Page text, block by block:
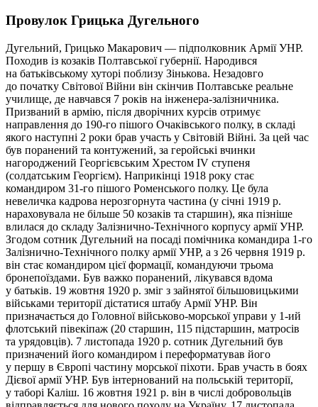
Провулок Грицька Дугельного
Дугельний, Грицько Макарович — підполковник Армії УНР.
Походив із козаків Полтавської губернії. Народився
на батьківському хуторі поблизу Зінькова. Незадовго
до початку Світової Війни він скінчив Полтавське реальне
училище, де навчався 7 років на інженера-залізничника.
Призваний в армію, після дворічних курсів отримує
направлення до 190-го пішого Очаківського полку, в складі
якого наступні 2 роки брав участь у Світовій Війні. За цей час
був поранений та контужений, за геройські вчинки
нагороджений Георгієвським Хрестом IV ступеня
(солдатським Георгієм). Наприкінці 1918 року стає
командиром 31-го пішого Роменського полку. Це була
невеличка кадрова нерозгорнута частина (у січні 1919 р.
нараховувала не більше 50 козаків та старшин), яка пізніше
влилася до складу Залізнично-Технічного корпусу армії УНР.
Згодом сотник Дугельний на посаді помічника командира 1-го
Залізнично-Технічного полку армії УНР, а з 26 червня 1919 р.
він стає командиром цієї формації, командуючи трьома
бронепоїздами. Був важко поранений, лікувався вдома
у батьків. 19 жовтня 1920 р. зміг з зайнятої більшовицькими
військами території дістатися штабу Армії УНР. Він
призначається до Головної військово-морської управи у 1-ий
флотський півекіпаж (20 старшин, 115 підстаршин, матросів
та урядовців). 7 листопада 1920 р. сотник Дугельний був
призначений його командиром і переформатував його
у першу в Європі частину морської піхоти. Брав участь в боях
Дієвої армії УНР. Був інтернований на польській території,
у таборі Каліш. 16 жовтня 1921 р. він в числі добровольців